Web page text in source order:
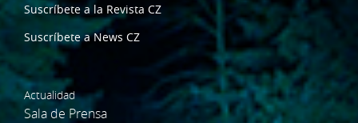
Suscríbete a la Revista CZ
Suscríbete a News CZ
Actualidad
Sala de Prensa